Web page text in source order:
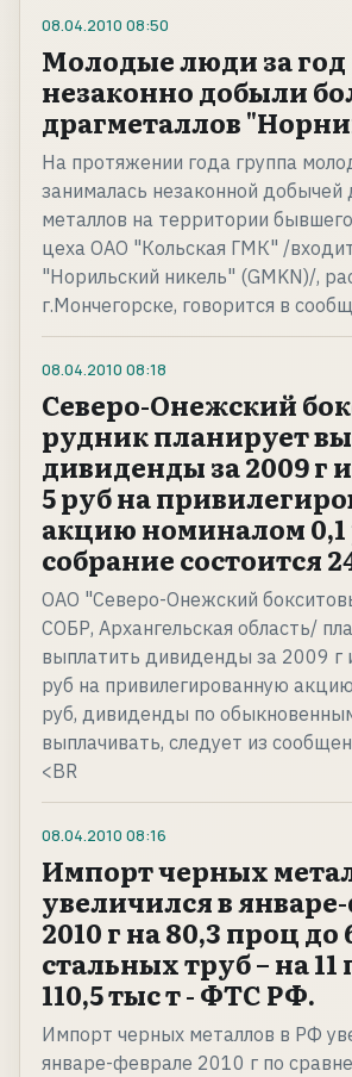
08.04.2010 08:50
Молодые люди за год
незаконно добыли
драгметаллов
На протяжении года группа
занималась незаконной
металлов на территории
цеха ОАО "Кольская ГМК" /
"Норильский никель" (GMKN)/,
г.Мончегорске, говорится в
08.04.2010 08:18
Северо-Онежский
рудник планирует
дивиденды за 2009 г
5 руб на
акцию номиналом 0,1
собрание состоится
ОАО "Северо-Онежский
СОБР, Архангельская область/
выплатить дивиденды за 2009 г
руб на привилегированную
руб, дивиденды по
выплачивать, следует из
<BR
08.04.2010 08:16
Импорт черных
увеличился в
2010 г на 80,3 проц до
стальных труб – на
110,5 тыс т - ФТС РФ.
Импорт черных металлов в РФ
январе-феврале 2010 г по